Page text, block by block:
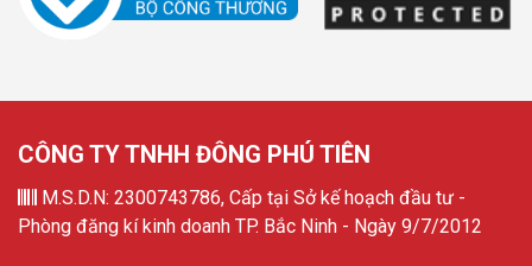
CÔNG TY TNHH ĐÔNG PHÚ TIÊN
M.S.D.N: 2300743786, Cấp tại Sở kế hoạch đầu tư -
Phòng đăng kí kinh doanh TP. Bắc Ninh - Ngày 9/7/2012